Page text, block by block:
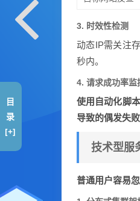
3. 时效性检测
动态IP需关注
秒内。
4. 请求成功率监
使用自动化脚
导致的偶发失败
技术型服
普通用户容易
目
录
[+]